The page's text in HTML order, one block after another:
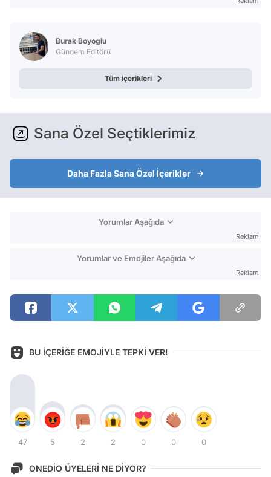
Burak Boyoglu
Gündem Editörü
Tüm içerikleri
Sana Özel Seçtiklerimiz
Daha Fazla Sana Özel İçerikler
Yorumlar Aşağıda
Reklam
Yorumlar ve Emojiler Aşağıda
Reklam
BU İÇERİĞE EMOJİYLE TEPKİ VER!
47 5 2 2 0 0 0
ONEDİO ÜYELERİ NE DİYOR?